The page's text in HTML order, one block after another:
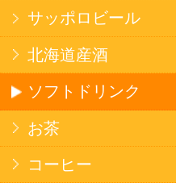
名水珈琲
ごはん
みそ汁・スープ
北海道産米
フラワーギフト